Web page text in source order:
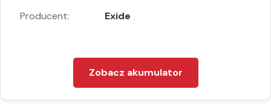
Producent: Exide
Zobacz akumulator